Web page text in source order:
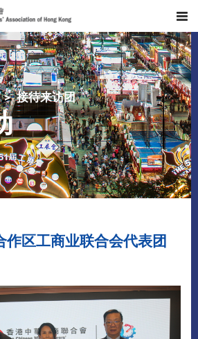
接待来访团
作区工商业联合会代表团